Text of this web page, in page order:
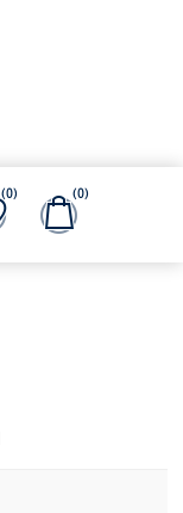
(0) (0)